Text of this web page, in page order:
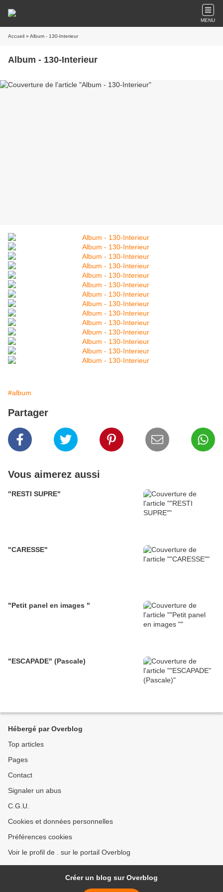
MENU
Accueil » Album - 130-Interieur
Album - 130-Interieur
#album
Partager
Vous aimerez aussi
"RESTI SUPRE"
"CARESSE"
"Petit panel en images "
"ESCAPADE" (Pascale)
Hébergé par Overblog
Top articles
Pages
Contact
Signaler un abus
C.G.U.
Cookies et données personnelles
Préférences cookies
Voir le profil de . sur le portail Overblog
Créer un blog sur Overblog